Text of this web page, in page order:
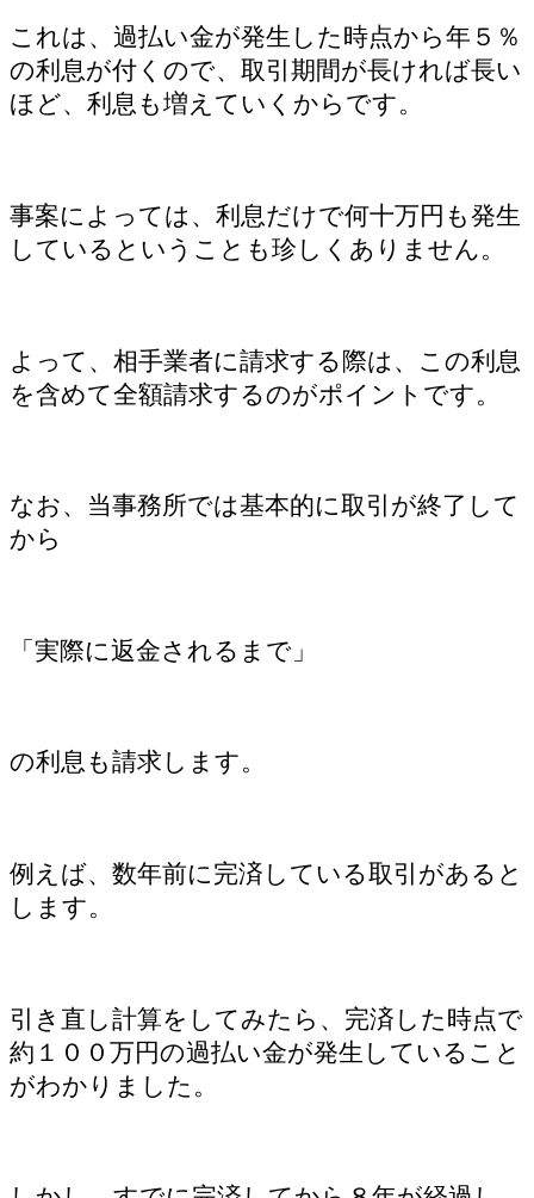
これは、過払い金が発生した時点から年５％
の利息が付くので、取引期間が長ければ長い
ほど、利息も増えていくからです。
事案によっては、利息だけで何十万円も発生
しているということも珍しくありません。
よって、相手業者に請求する際は、この利息
を含めて全額請求するのがポイントです。
なお、当事務所では基本的に取引が終了して
から
「実際に返金されるまで」
の利息も請求します。
例えば、数年前に完済している取引があると
します。
引き直し計算をしてみたら、完済した時点で
約１００万円の過払い金が発生していること
がわかりました。